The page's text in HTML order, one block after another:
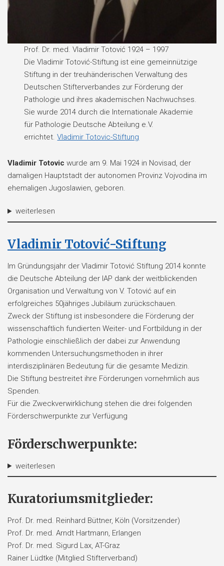
Prof. Dr. med. Vladimir Totović 1924 – 1997
Die Vladimir Totović-Stiftung ist eine gemeinnützige
Stiftung in der treuhänderischen Verwaltung des
Deutschen Stifterverbandes zur Förderung der
Pathologie und ihres akademischen Nachwuchses.
Sie wurde 2014 durch die Internationale Akademie
für Pathologie Deutsche Abteilung e.V.
errichtet.Vladimir Totovic-Stiftung
Vladimir Totovic wurde am 9. Mai 1924 in Novisad, der
damaligen Hauptstadt der autonomen Provinz Vojvodina im
ehemaligen Jugoslawien, geboren.
weiterlesen
Vladimir Totović-Stiftung
Im Gründungsjahr der Vladimir Totović Stiftung 2014 konnte
die Deutsche Abteilung der IAP dank der weitblickenden
Organisation und Verwaltung von V. Totović auf ein
erfolgreiches 50jähriges Jubiläum zurückschauen.
Zweck der Stiftung ist insbesondere die Förderung der
wissenschaftlich fundierten Weiter- und Fortbildung in der
Pathologie einschließlich der dabei zur Anwendung
kommenden Untersuchungsmethoden in ihrer
interdisziplinären Bedeutung für die gesamte Medizin.
Die Stiftung bestreitet ihre Förderungen vornehmlich aus
Spenden.
Für die Zweckverwirklichung stehen die drei folgenden
Förderschwerpunkte zur Verfügung
Förderschwerpunkte:
weiterlesen
Kuratoriumsmitglieder:
Prof. Dr. med. Reinhard Büttner, Köln (Vorsitzender)
Prof. Dr. med. Arndt Hartmann, Erlangen
Prof. Dr. med. Sigurd Lax, AT-Graz
Rainer Lüdtke (Mitglied Stifterverband)